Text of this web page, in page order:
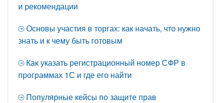
и рекомендации
Основы участия в торгах: как начать, что нужно
знать и к чему быть готовым
Как указать регистрационный номер СФР в
программах 1С и где его найти
Популярные кейсы по защите прав